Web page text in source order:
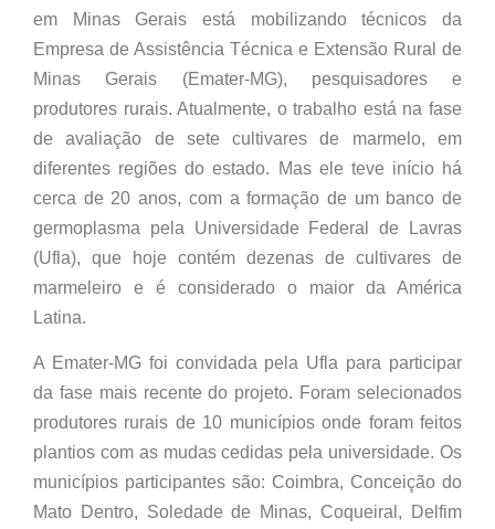
em Minas Gerais está mobilizando técnicos da
Empresa de Assistência Técnica e Extensão Rural de
Minas Gerais (Emater-MG), pesquisadores e
produtores rurais. Atualmente, o trabalho está na fase
de avaliação de sete cultivares de marmelo, em
diferentes regiões do estado. Mas ele teve início há
cerca de 20 anos, com a formação de um banco de
germoplasma pela Universidade Federal de Lavras
(Ufla), que hoje contém dezenas de cultivares de
marmeleiro e é considerado o maior da América
Latina.
A Emater-MG foi convidada pela Ufla para participar
da fase mais recente do projeto. Foram selecionados
produtores rurais de 10 municípios onde foram feitos
plantios com as mudas cedidas pela universidade. Os
municípios participantes são: Coimbra, Conceição do
Mato Dentro, Soledade de Minas, Coqueiral, Delfim